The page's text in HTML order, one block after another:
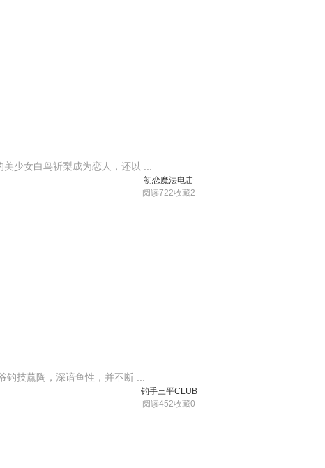
少女白鸟祈梨成为恋人，还以 ...
初恋魔法电击
阅读722收藏2
技薰陶，深谙鱼性，并不断 ...
钓手三平CLUB
阅读452收藏0